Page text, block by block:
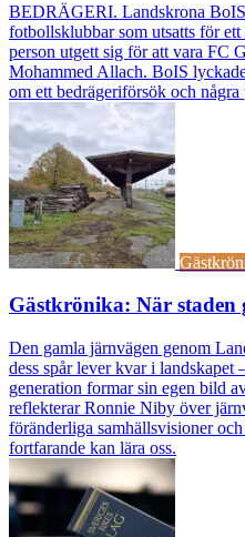
BEDRÄGERI. Landskrona BoIS
fotbollsklubbar som utsatts för
person utgett sig för att vara FC
Mohammed Allach. BoIS
om ett bedrägeriförsök och
Gästkrönika: När staden
Den gamla järnvägen genom
dess spår lever kvar i landskapet
generation formar sin egen bild
reflekterar Ronnie Niby över
föränderliga samhällsvisioner
fortfarande kan lära oss.